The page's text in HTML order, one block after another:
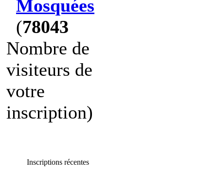
Mosquées
(78043
Nombre de
visiteurs de
votre
inscription)
Inscriptions récentes